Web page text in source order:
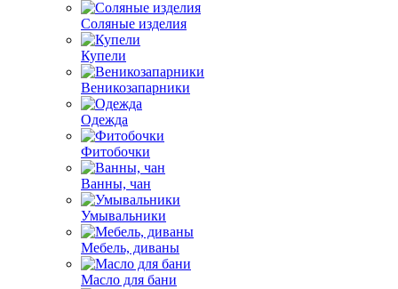
Соляные изделия
Купели
Веникозапарники
Одежда
Фитобочки
Ванны, чан
Умывальники
Мебель, диваны
Масло для бани